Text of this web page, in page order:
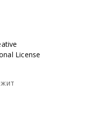
License